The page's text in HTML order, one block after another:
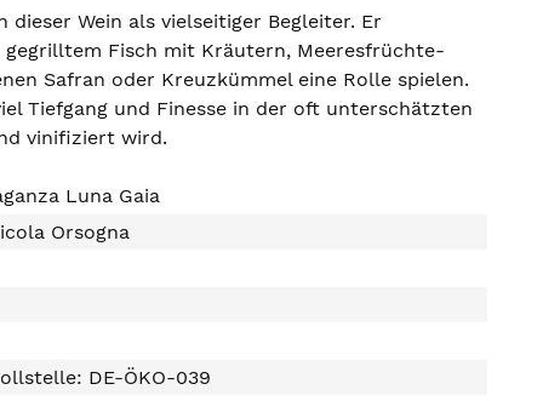
Wein als vielseitiger Begleiter. Er
Fisch mit Kräutern, Meeresfrüchte-
Safran oder Kreuzkümmel eine Rolle spielen.
Tiefgang und Finesse in der oft unterschätzten
vinifiziert wird.
Luna Gaia
Orsogna
DE-ÖKO-039